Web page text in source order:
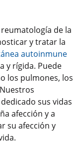
de la
y tratar la
autoinmune
y rígida. Puede
los pulmones, los
sus vidas
afección y a
su afección y